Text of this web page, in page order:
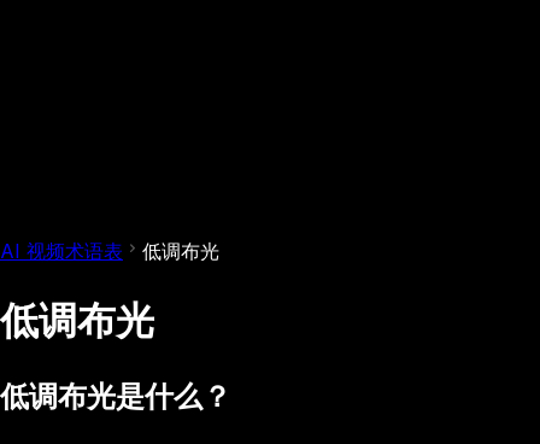
AI 视频术语表 低调布光
低调布光
低调布光是什么？